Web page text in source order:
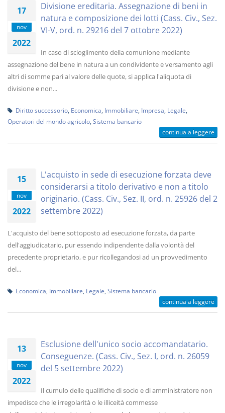
17
nov
2022
Divisione ereditaria. Assegnazione di beni in
natura e composizione dei lotti (Cass. Civ., Sez.
VI-V, ord. n. 29216 del 7 ottobre 2022)
In caso di scioglimento della comunione mediante
assegnazione del bene in natura a un condividente e versamento agli
altri di somme pari al valore delle quote, si applica l'aliquota di
divisione e non...
Diritto successorio Economica Immobiliare Impresa Legale
Operatori del mondo agricolo Sistema bancario
continua a leggere
15
nov
2022
L'acquisto in sede di esecuzione forzata deve
considerarsi a titolo derivativo e non a titolo
originario. (Cass. Civ., Sez. II, ord. n. 25926 del 2
settembre 2022)
L'acquisto del bene sottoposto ad esecuzione forzata, da parte
dell'aggiudicatario, pur essendo indipendente dalla volontà del
precedente proprietario, e pur ricollegandosi ad un provvedimento
del...
Economica Immobiliare Legale Sistema bancario
continua a leggere
13
nov
2022
Esclusione dell'unico socio accomandatario.
Conseguenze. (Cass. Civ., Sez. I, ord. n. 26059
del 5 settembre 2022)
Il cumulo delle qualifiche di socio e di amministratore non
impedisce che le irregolarità o le illiceità commesse